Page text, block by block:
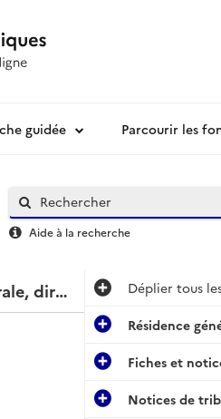
guidée Parcourir les
Aide à la recherche
Protectorat au Maroc, Résidence générale, direction de l'Intérieur Déplier tous
Résidence
Fiches et
Notices de